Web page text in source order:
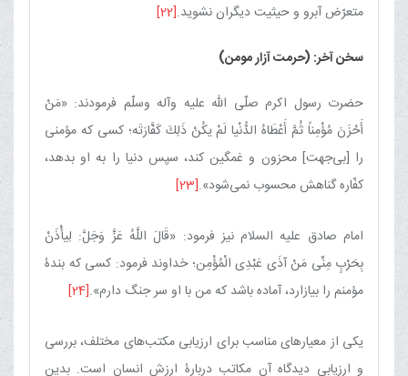
متعرّض آبرو و حیثیت دیگران نشوید.[22]
سخن آخر: (حرمت آزار مومن)
حضرت رسول اكرم صلّی الله علیه وآله وسلّم فرمودند: «مَنْ
أَحْزَنَ مُؤْمِناً ثُمَّ أَعْطَاهُ الدُّنْیا لَمْ یكُنْ ذَلِكَ كَفَّارَتَه؛ كسی كه مؤمنی
را [بی‌جهت] محزون و غمگین كند، سپس دنیا را به او بدهد،
كفّاره گناهش محسوب نمی‌شود».[23]
امام صادق علیه السلام نیز فرمود: «قَالَ اللَّهُ عَزَّ وَجَلَّ: لِیأْذَنْ
بِحَرْبٍ مِنِّی مَنْ آذَی عَبْدِی الْمُؤْمِن؛ خداوند فرمود: كسی كه بندۀ
مؤمنم را بیازارد، آماده باشد كه من با او سر جنگ دارم».[24]
یكی از معیارهای مناسب برای ارزیابی مكتب‌های مختلف، بررسی
و ارزیابی دیدگاه آن مكاتب دربارۀ ارزش انسان است. بدین